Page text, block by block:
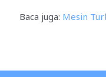
Baca juga: Mesin